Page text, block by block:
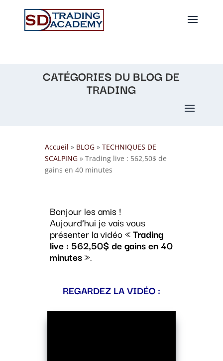
CATÉGORIES DU BLOG DE
TRADING
Accueil » BLOG» TECHNIQUES DE
SCALPING» Trading live : 562,50$ de
gains en 40 minutes
Bonjour les amis !
Aujourd’hui je vais vous
présenter la vidéo «Trading
live : 562,50$ de gains en 40
minutes».
REGARDEZ LA VIDÉO :